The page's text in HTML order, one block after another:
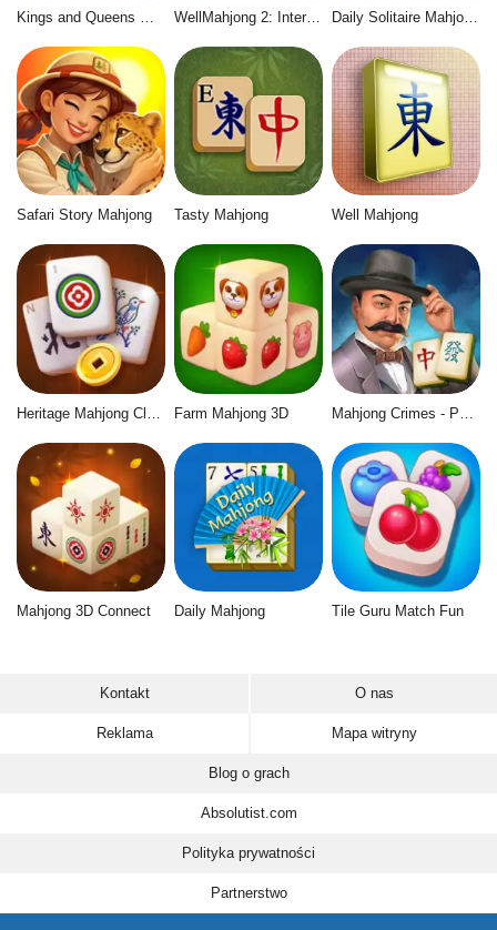
WellMahjong 2: Internet Community Daily Solitaire Mahjong Classic
Safari Story Mahjong Tasty Mahjong Well Mahjong
Farm Mahjong 3D
Mahjong 3D Connect Daily Mahjong Tile Guru Match Fun
Kontakt O nas
Reklama Mapa witryny
Blog o grach
Absolutist.com
Polityka prywatności
Partnerstwo